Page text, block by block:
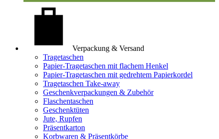
Verpackung & Versand
Tragetaschen
Papier-Tragetaschen mit flachem Henkel
Papier-Tragetaschen mit gedrehtem Papierkordel
Tragetaschen Take-away
Geschenkverpackungen & Zubehör
Flaschentaschen
Geschenktüten
Jute, Rupfen
Präsentkarton
Korbwaren & Präsentkörbe